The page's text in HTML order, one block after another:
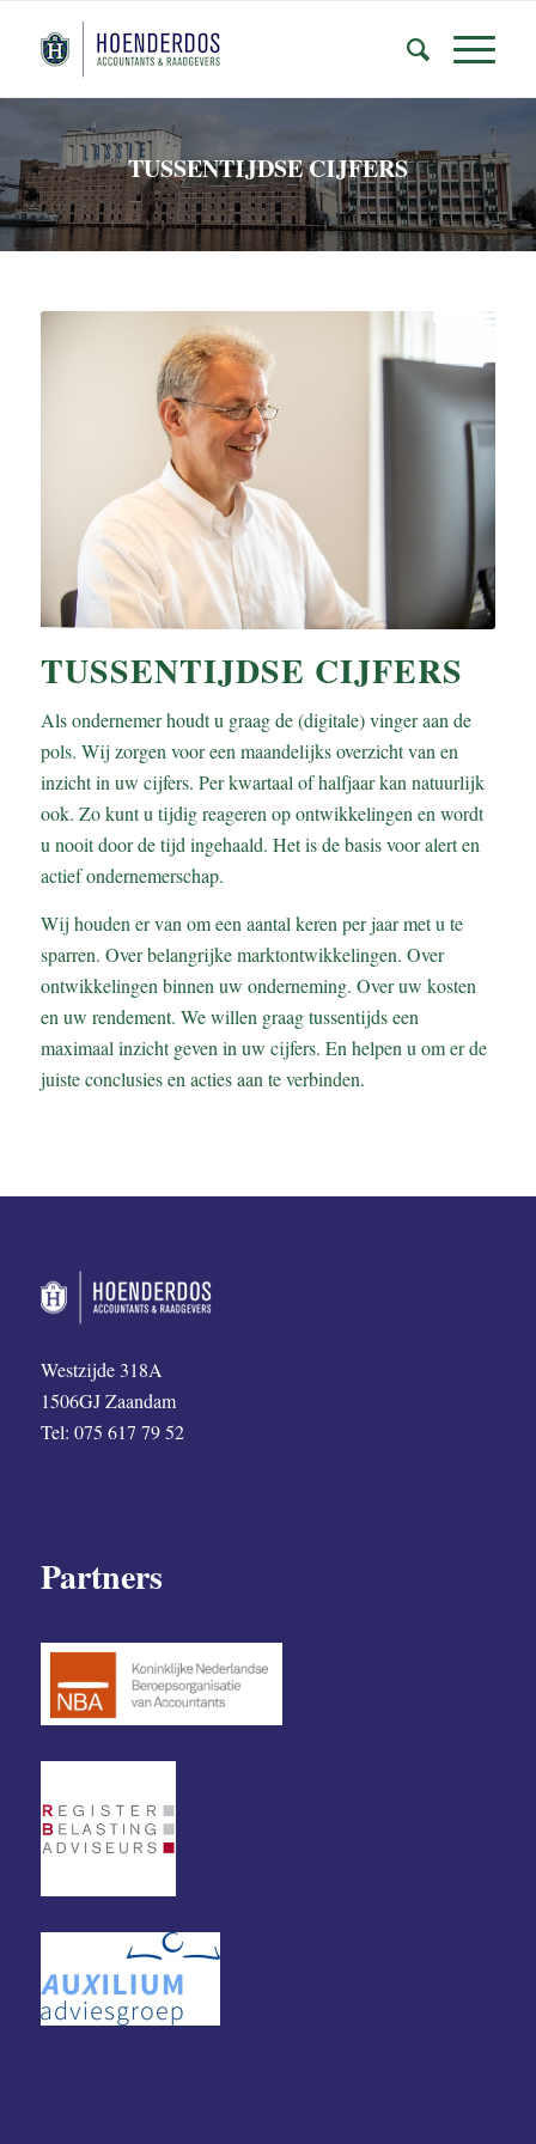
TUSSENTIJDSE CIJFERS
TUSSENTIJDSE CIJFERS
Als ondernemer houdt u graag de (digitale) vinger aan de
pols. Wij zorgen voor een maandelijks overzicht van en
inzicht in uw cijfers. Per kwartaal of halfjaar kan natuurlijk
ook. Zo kunt u tijdig reageren op ontwikkelingen en wordt
u nooit door de tijd ingehaald. Het is de basis voor alert en
actief ondernemerschap.
Wij houden er van om een aantal keren per jaar met u te
sparren. Over belangrijke marktontwikkelingen. Over
ontwikkelingen binnen uw onderneming. Over uw kosten
en uw rendement. We willen graag tussentijds een
maximaal inzicht geven in uw cijfers. En helpen u om er de
juiste conclusies en acties aan te verbinden.
Westzijde 318A
1506GJ Zaandam
Tel: 075 617 79 52
Partners